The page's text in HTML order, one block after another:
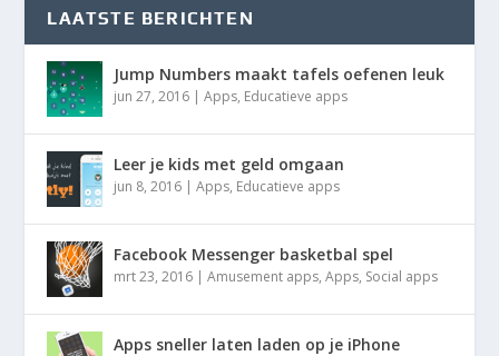
LAATSTE BERICHTEN
Jump Numbers maakt tafels oefenen leuk
jun 27, 2016 |Apps, Educatieve apps
Leer je kids met geld omgaan
jun 8, 2016 |Apps, Educatieve apps
Facebook Messenger basketbal spel
mrt 23, 2016 |Amusement apps,Apps, Social apps
Apps sneller laten laden op je iPhone